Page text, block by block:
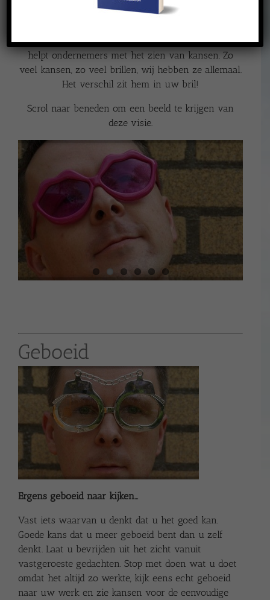
zoiets simpels als een paperclip of een post-it
veelal ook te simpel voor uw ogen. Verschilbril
helpt ondernemers met het zien van kansen. Zo
veel kansen, zo veel brillen, wij hebben ze allemaal.
Het verschil zit hem in uw bril!
Scrol naar beneden om een beeld te krijgen van
deze visie.
Geboeid
Ergens geboeid naar kijken…
Vast iets waarvan u denkt dat u het goed kan.
Goede kans dat u meer geboeid bent dan u zelf
denkt. Laat u bevrijden uit het zicht vanuit
vastgeroeste gedachten. Stop met doen wat u doet
omdat het altijd zo werkte, kijk eens echt geboeid
naar uw werk en zie kansen voor de eenvoudige